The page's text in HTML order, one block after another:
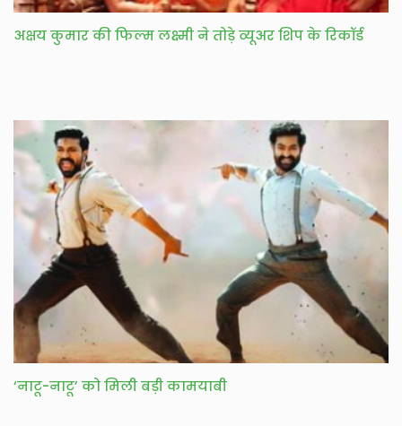
अक्षय कुमार की फिल्म लक्ष्मी ने तोड़े व्यूअर शिप के रिकॉर्ड
‘नाटू-नाटू’ को मिली बड़ी कामयाबी